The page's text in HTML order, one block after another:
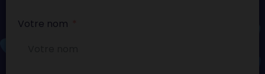
Votre nom